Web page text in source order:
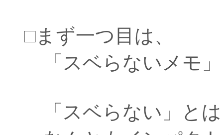
□まず一つ目は、
「スベらないメモ
「スベらない」と